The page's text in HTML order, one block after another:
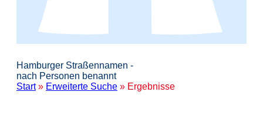
Hamburger Straßennamen -
nach Personen benannt
Start» Erweiterte Suche » Ergebnisse